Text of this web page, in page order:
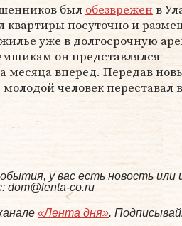
был обезвреженв
посуточно и
уже в долгосрочную
он представлялся
месяца вперед. Передав
человек переставал
у вас есть новость или
co.ru
«Лента дня».